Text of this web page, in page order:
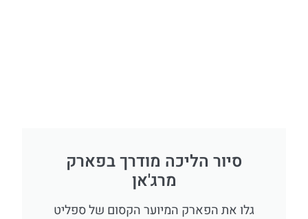
סיור הליכה מודרך בפארק
מרג'אן
גלו את הפארק המיוער הקסום של ספליט